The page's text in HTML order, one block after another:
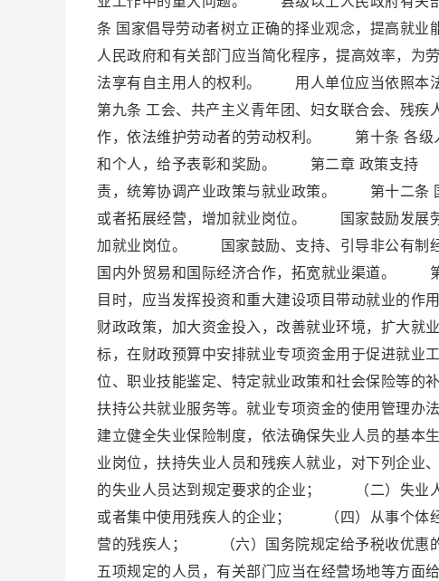
条 国家倡导劳动者树立正确的择业观念，提高就
人民政府和有关部门应当简化程序，提高效率，
法享有自主用人的权利。 用人单位应当依照本
第九条 工会、共产主义青年团、妇女联合会、残
作，依法维护劳动者的劳动权利。 第十条 各级
和个人，给予表彰和奖励。 第二章 政策支持
责，统筹协调产业政策与就业政策。 第十二条
或者拓展经营，增加就业岗位。 国家鼓励发展劳
加就业岗位。 国家鼓励、支持、引导非公有制
国内外贸易和国际经济合作，拓宽就业渠道。
目时，应当发挥投资和重大建设项目带动就业的
财政政策，加大资金投入，改善就业环境，扩大
标，在财政预算中安排就业专项资金用于促进就
位、职业技能鉴定、特定就业政策和社会保险等的
扶持公共就业服务等。就业专项资金的使用管理
建立健全失业保险制度，依法确保失业人员的基
业岗位，扶持失业人员和残疾人就业，对下列企
的失业人员达到规定要求的企业； （二）失业
或者集中使用残疾人的企业； （四）从事个体
营的残疾人； （六）国务院规定给予税收优惠
五项规定的人员，有关部门应当在经营场地等方